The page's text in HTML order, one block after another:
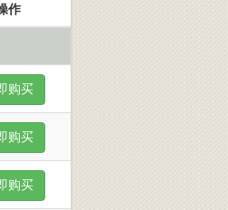
作
购买
购买
购买